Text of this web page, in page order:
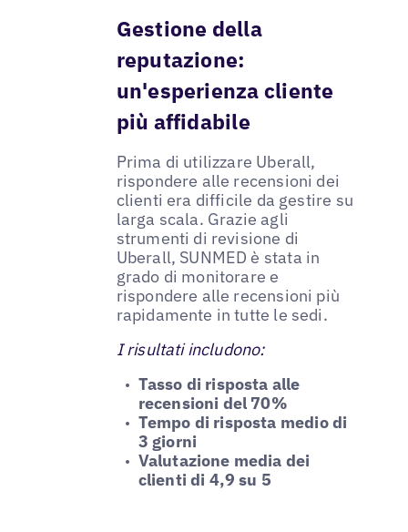
Gestione della
reputazione:
un'esperienza cliente
più affidabile
Prima di utilizzare Uberall,
rispondere alle recensioni dei
clienti era difficile da gestire su
larga scala. Grazie agli
strumenti di revisione di
Uberall, SUNMED è stata in
grado di monitorare e
rispondere alle recensioni più
rapidamente in tutte le sedi.
I risultati includono:
Tasso di risposta alle
recensioni del 70%
Tempo di risposta medio di
3 giorni
Valutazione media dei
clienti di 4,9 su 5